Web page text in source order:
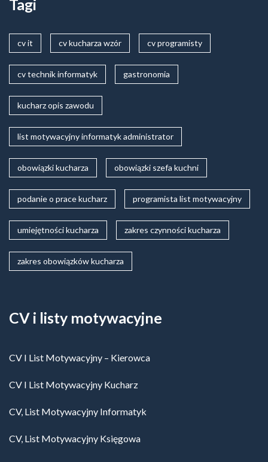
Tagi
cv it cv kucharza wzór cv programisty
cv technik informatyk gastronomia
kucharz opis zawodu
list motywacyjny informatyk administrator
obowiązki kucharza obowiązki szefa kuchni
podanie o prace kucharz programista list motywacyjny
umiejętności kucharza zakres czynności kucharza
zakres obowiązków kucharza
CV i listy motywacyjne
CV I List Motywacyjny – Kierowca
CV I List Motywacyjny Kucharz
CV, List Motywacyjny Informatyk
CV, List Motywacyjny Księgowa